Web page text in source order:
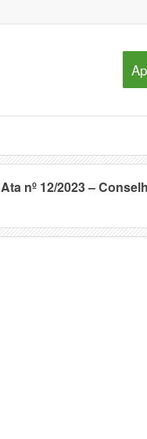
Ata nº 12/2023 –